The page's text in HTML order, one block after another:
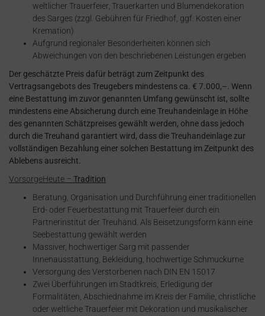
weltlicher Trauerfeier, Trauerkarten und Blumendekoration
des Sarges (zzgl. Gebühren für Friedhof, ggf. Kosten einer
Kremation)
Aufgrund regionaler Besonderheiten können sich
Abweichungen von den beschriebenen Leistungen ergeben
Der geschätzte Preis dafür beträgt zum Zeitpunkt des
Vertragsangebots des Treugebers mindestens ca. € 7.000,–. Wenn
eine Bestattung im zuvor genannten Umfang gewünscht ist, sollte
mindestens eine Absicherung durch eine Treuhandeinlage in Höhe
des genannten Schätzpreises gewählt werden, ohne dass jedoch
durch die Treuhand garantiert wird, dass die Treuhandeinlage zur
vollständigen Bezahlung einer solchen Bestattung im Zeitpunkt des
Ablebens ausreicht.
VorsorgeHeute – Tradition
Beratung, Organisation und Durchführung einer traditionellen
Erd- oder Feuerbestattung mit Trauerfeier durch ein
Partnerinstitut der Treuhand. Als Beisetzungsform kann eine
Seebestattung gewählt werden
Massiver, hochwertiger Sarg mit passender
Innenausstattung, Bekleidung, hochwertige Schmuckurne
Versorgung des Verstorbenen nach DIN EN 15017
Zwei Überführungen im Stadtkreis, Erledigung der
Formalitäten, Abschiednahme im Kreis der Familie, christliche
oder weltliche Trauerfeier mit Dekoration und musikalischer